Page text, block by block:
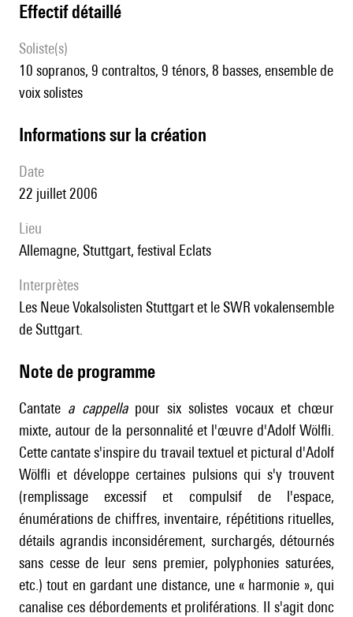
effectif détaillé
Soliste(s)
10 sopranos, 9 contraltos, 9 ténors, 8 basses, ensemble de
voix solistes
informations sur la création
date
22 juillet 2006
lieu
Allemagne, Stuttgart, festival Eclats
interprètes
les Neue Vokalsolisten Stuttgart et le SWR vokalensemble
de Suttgart.
Note de programme
Cantate a cappellapour six solistes vocaux et chœur
mixte, autour de la personnalité et l'œuvre d'Adolf Wölfli.
Cette cantate s'inspire du travail textuel et pictural d'Adolf
Wölfli et développe certaines pulsions qui s'y trouvent
(remplissage excessif et compulsif de l'espace,
énumérations de chiffres, inventaire, répétitions rituelles,
détails agrandis inconsidérement, surchargés, détournés
sans cesse de leur sens premier, polyphonies saturées,
etc.) tout en gardant une distance, une « harmonie », qui
canalise ces débordements et proliférations. Il s'agit donc